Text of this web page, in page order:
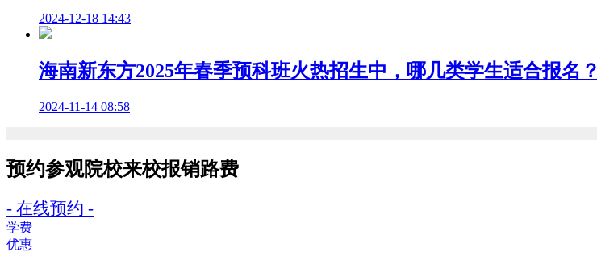
2024-12-18 14:43
海南新东方2025年春季预科班火热招生中，哪几类学生适合报名？
2024-11-14 08:58
预约参观院校来校报销路费
- 在线预约 -
学费
优惠